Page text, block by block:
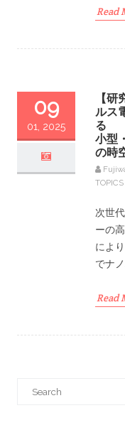
Read
09
01, 2025
【
ルス
る
小型
の時
TOPICS
次世
ーの
によ
でナ
Read